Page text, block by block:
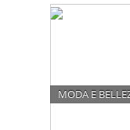
mondo. Chi è
MODA E